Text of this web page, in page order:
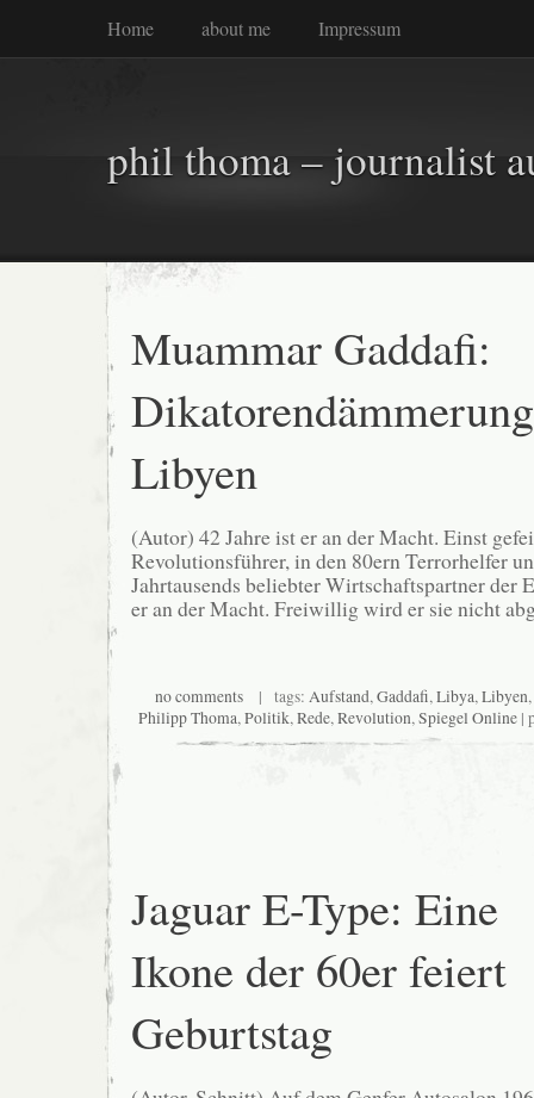
Home about me Impressum
phil thoma – journalist
Muammar Gaddafi:
Libyen
(Autor) 42 Jahre ist er an der Macht. Einst
Revolutionsführer, in den 80ern Terrorhelfer
Jahrtausends beliebter Wirtschaftspartner der
er an der Macht. Freiwillig wird er sie nicht
no comments | tags: Aufstand, Gaddafi, Libya, Libyen,
Philipp Thoma, Politik, Rede, Revolution, Spiegel Online|
Jaguar E-Type: Eine
Ikone der 60er feiert
Geburtstag